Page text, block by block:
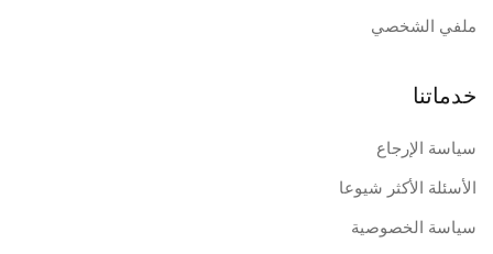
ملفي الشخصي
خدماتنا
سياسة الإرجاع
الأسئلة الأكثر شيوعا
سياسة الخصوصية